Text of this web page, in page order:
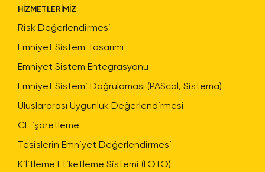
HİZMETLERİMİZ
Risk Değerlendirmesi
Emniyet Sistem Tasarımı
Emniyet Sistem Entegrasyonu
Emniyet Sistemi Doğrulaması (PAScal, Sistema)
Uluslararası Uygunluk Değerlendirmesi
CE işaretleme
Tesislerin Emniyet Değerlendirmesi
Kilitleme Etiketleme Sistemi (LOTO)